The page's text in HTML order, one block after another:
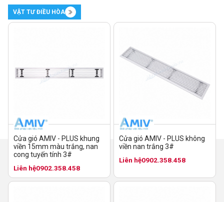
VẬT TƯ ĐIỀU HÒA
Cửa gió AMIV - PLUS khung
viền 15mm màu trắng, nan
cong tuyến tính 3#
Liên hệ0902.358.458
Cửa gió AMIV - PLUS không
viền nan trắng 3#
Liên hệ0902.358.458